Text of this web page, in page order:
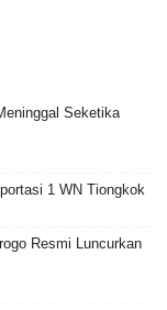
Seketika
1 WN Tiongkok
Resmi Luncurkan